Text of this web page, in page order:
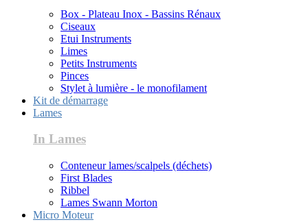
Box - Plateau Inox - Bassins Rénaux
Ciseaux
Etui Instruments
Limes
Petits Instruments
Pinces
Stylet à lumière - le monofilament
Kit de démarrage
Lames
In Lames
Conteneur lames/scalpels (déchets)
First Blades
Ribbel
Lames Swann Morton
Micro Moteur